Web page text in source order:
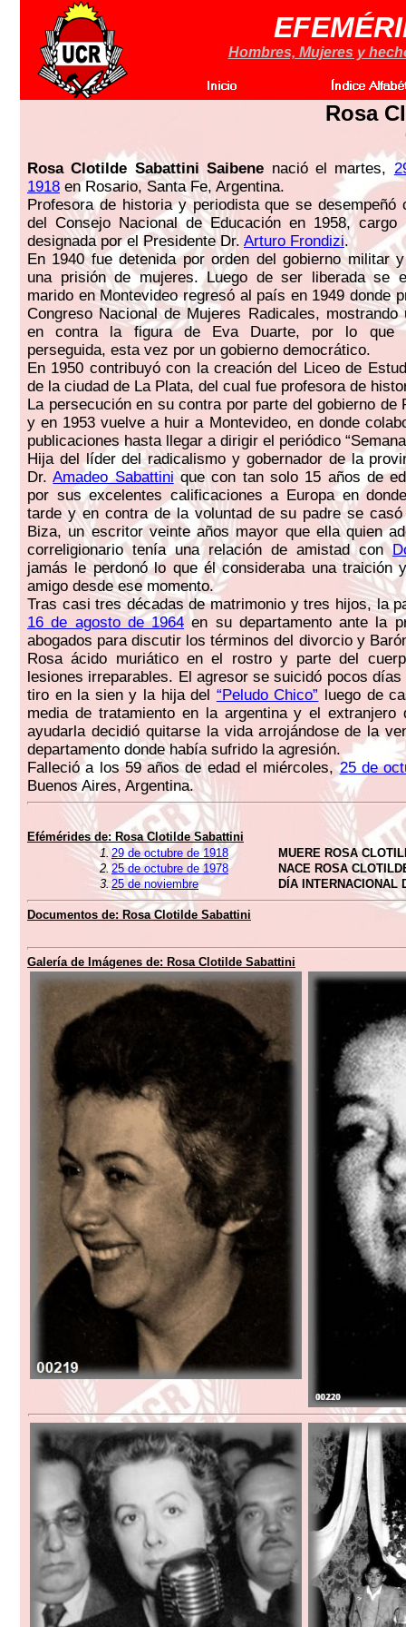
Hombres, Mujeres y
Rosa
Rosa Clotilde Sabattini Saibene nació el martes,
1918 en Rosario, Santa Fe, Argentina.
Profesora de historia y periodista que se desempeñó
del Consejo Nacional de Educación en 1958,
designada por el Presidente Dr. Arturo Frondizi.
En 1940 fue detenida por orden del gobierno militar
una prisión de mujeres. Luego de ser liberada se
marido en Montevideo regresó al país en 1949 donde
Congreso Nacional de Mujeres Radicales,
en contra la figura de Eva Duarte, por lo que
perseguida, esta vez por un gobierno democrático.
En 1950 contribuyó con la creación del Liceo de
de la ciudad de La Plata, del cual fue profesora de
La persecución en su contra por parte del gobierno de
y en 1953 vuelve a huir a Montevideo, en donde
publicaciones hasta llegar a dirigir el periódico
Hija del líder del radicalismo y gobernador de la
Dr.Amadeo Sabattinique con tan solo 15 años de
por sus excelentes calificaciones a Europa en
tarde y en contra de la voluntad de su padre se
Biza, un escritor veinte años mayor que ella quien
correligionario tenía una relación de amistad con
jamás le perdonó lo que él consideraba una traición
amigo desde ese momento.
Tras casi tres décadas de matrimonio y tres hijos, la
16 de agosto de 1964 en su departamento ante la
abogados para discutir los términos del divorcio y
Rosa ácido muriático en el rostro y parte del
lesiones irreparables. El agresor se suicidó pocos
tiro en la sien y la hija del “Peludo Chico” luego de
media de tratamiento en la argentina y el extranjero
ayudarla decidió quitarse la vida arrojándose de la
departamento donde había sufrido la agresión.
Falleció a los 59 años de edad el miércoles,25 de
Buenos Aires, Argentina.
Efémérides de: Rosa Clotilde Sabattini
1. 29 de octubre de 1918
MUERE ROSA
2. 25 de octubre de 1978
NACE ROSA
3.25 de noviembre DÍA INTERNACIONAL
Documentos de: Rosa Clotilde Sabattini
Galería de Imágenes de: Rosa Clotilde Sabattini